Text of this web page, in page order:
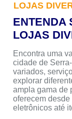
LOJAS
ENTENDA
LOJAS
Encontra uma
cidade de
variados,
explorar
ampla gama de
oferecem
eletrônicos até